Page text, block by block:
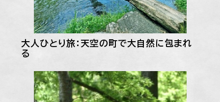
大人ひとり旅：天空の町で大自然に包まれ
る